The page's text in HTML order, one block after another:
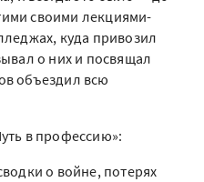
своими лекциями-
куда привозил
о них и посвящал
объездил всю
в профессию»:
о войне, потерях